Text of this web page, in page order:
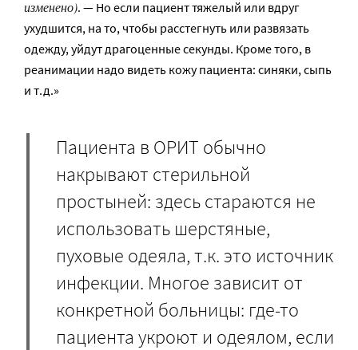
изменено). — Но если пациент тяжелый или вдруг
ухудшится, на то, чтобы расстегнуть или развязать
одежду, уйдут драгоценные секунды. Кроме того, в
реанимации надо видеть кожу пациента: синяки, сыпь
и т.д.»
Пациента в ОРИТ обычно
накрывают стерильной
простыней: здесь стараются не
использовать шерстяные,
пуховые одеяла, т.к. это источник
инфекции. Многое зависит от
конкретной больницы: где-то
пациента укроют и одеялом, если